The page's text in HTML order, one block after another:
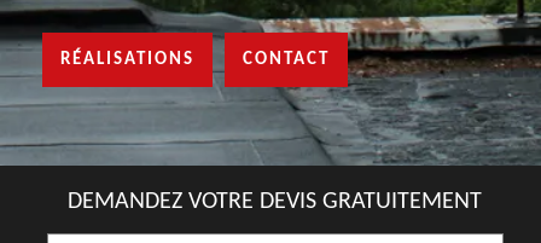
RÉALISATIONS CONTACT
DEMANDEZ VOTRE DEVIS GRATUITEMENT